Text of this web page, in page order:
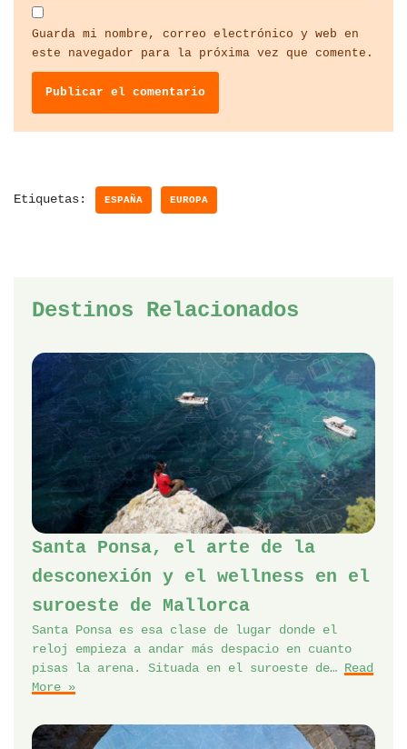
Guarda mi nombre, correo electrónico y web en
este navegador para la próxima vez que comente.
Etiquetas: ESPAÑA EUROPA
Destinos Relacionados
Santa Ponsa, el arte de la
desconexión y el wellness en el
suroeste de Mallorca
Santa Ponsa es esa clase de lugar donde el
reloj empieza a andar más despacio en cuanto
pisas la arena. Situada en el suroeste de… Read
More »